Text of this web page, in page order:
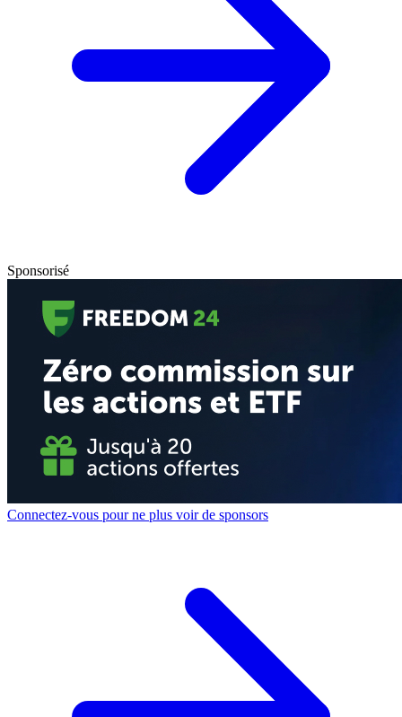
Sponsorisé
Connectez-vous pour ne plus voir de sponsors